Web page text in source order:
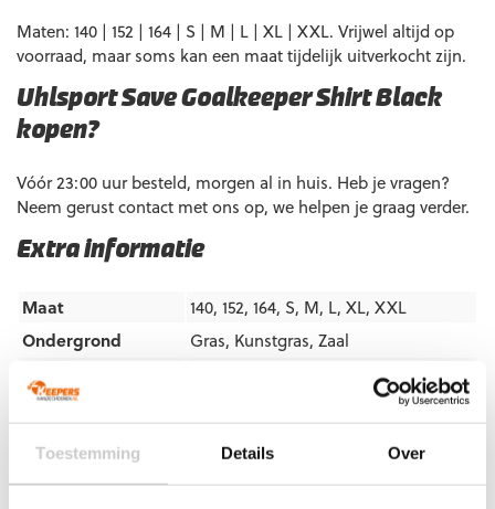
Toestemming Details Over
Extra informatie
Maat
140, 152, 164, S, M, L, XL, XXL
Ondergrond
Gras, Kunstgras, Zaal
Kleur
Maten: 140 | 152 | 164 | S | M | L | XL | XXL. Vrijwel altijd op
voorraad, maar soms kan een maat tijdelijk uitverkocht zijn.
Uhlsport Save Goalkeeper Shirt Black
kopen?
Vóór 23:00 uur besteld, morgen al in huis. Heb je vragen?
Neem gerust contact met ons op, we helpen je graag verder.